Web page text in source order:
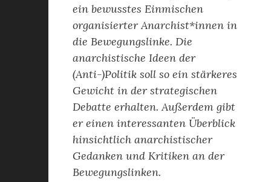
ein bewusstes Einmischen
organisierter Anarchist*innen in
die Bewegungslinke. Die
anarchistische Ideen der
(Anti-)Politik soll so ein stärkeres
Gewicht in der strategischen
Debatte erhalten. Außerdem gibt
er einen interessanten Überblick
hinsichtlich anarchistischer
Gedanken und Kritiken an der
Bewegungslinken.